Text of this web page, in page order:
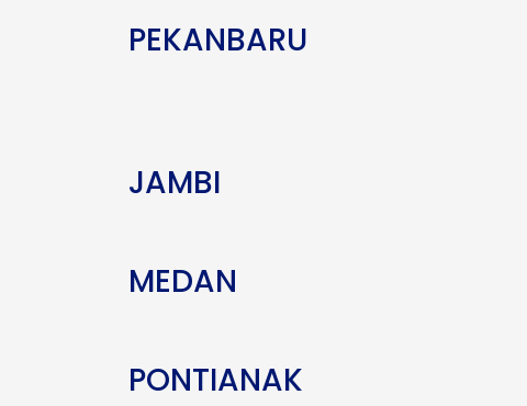
PEKANBARU
JAMBI
MEDAN
PONTIANAK